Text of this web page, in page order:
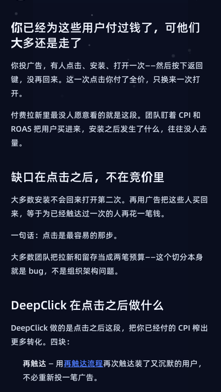
你已经为这些用户付过钱了，可他们
大多还是走了
你投广告，有人点击、安装、打开一次——然后按下返回
键，没再回来。这一次点击你付了全价，只换来一次打
开。
付费拉新里最没人愿意看的就是这段。团队盯着 CPI 和
ROAS 把用户买进来，安装之后发生了什么，往往没人去
量。
缺口在点击之后，不在竞价里
大多数安装不会回来打开第二次。再用广告把这些人买回
来，等于为已经触达过一次的人再花一笔钱。
一句话：点击是最容易的那步。
大多数团队把拉新和留存当成两笔预算——这个切分本身
就是 bug，不是组织架构问题。
DeepClick 在点击之后做什么
DeepClick 做的是点击之后这段，把你已经付的 CPI 榨出
更多转化。四块：
再触达 — 用再触达流程再次触达装了又沉默的用户，
不必重新投一笔广告。